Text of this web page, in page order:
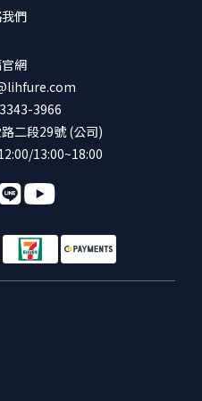
們
網
3966
二段29號 (公司)
13:00~18:00